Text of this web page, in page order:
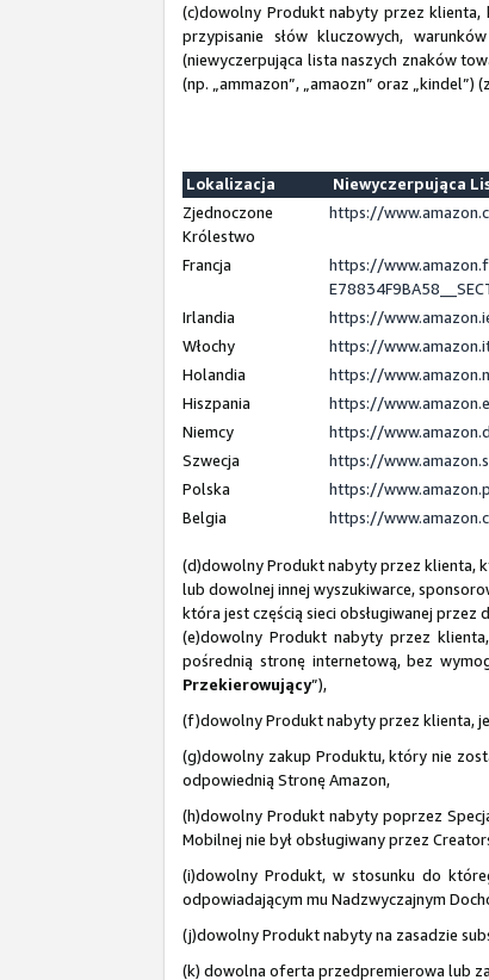
(c)dowolny Produkt nabyty przez klienta,
przypisanie słów kluczowych,
(niewyczerpująca lista naszych znaków
(np. „ammazon”, „amaozn” oraz „kindel”)
Lokalizacja
Niewyczerpująca
Zjednoczone
Królestwo
https://
Francja
https://
Irlandia
https://
Włochy
https://
Holandia
https://
Hiszpania
https://
Niemcy
https://
Szwecja
https://
Polska
https://
Belgia
https://
(d)dowolny Produkt nabyty przez klienta,
lub dowolnej innej wyszukiwarce,
która jest częścią sieci obsługiwanej przez
(e)dowolny Produkt nabyty przez
pośrednią stronę internetową, bez
Przekierowujący”),
(f)dowolny Produkt nabyty przez klienta,
(g)dowolny zakup Produktu, który nie
odpowiednią Stronę Amazon,
(h)dowolny Produkt nabyty poprzez
Mobilnej nie był obsługiwany przez
(i)dowolny Produkt, w stosunku do
odpowiadającym mu Nadzwyczajnym
(j)dowolny Produkt nabyty na zasadzie
(k) dowolna oferta przedpremierowa lub